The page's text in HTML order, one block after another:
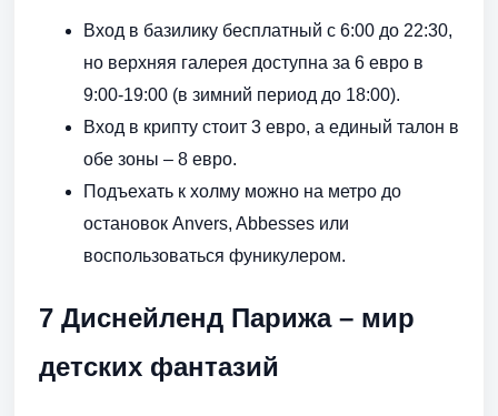
Вход в базилику бесплатный с 6:00 до 22:30,
но верхняя галерея доступна за 6 евро в
9:00-19:00 (в зимний период до 18:00).
Вход в крипту стоит 3 евро, а единый талон в
обе зоны – 8 евро.
Подъехать к холму можно на метро до
остановок Anvers, Abbesses или
воспользоваться фуникулером.
7 Диснейленд Парижа – мир
детских фантазий